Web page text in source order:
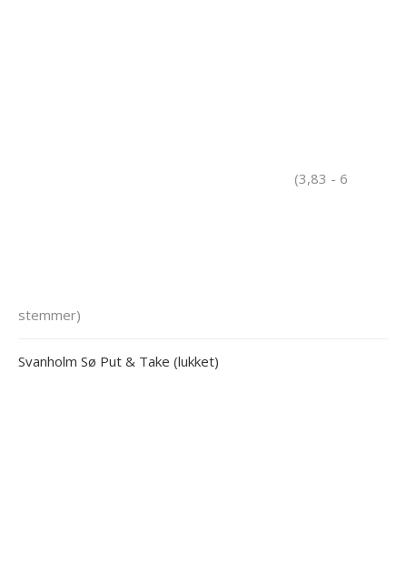
(3,83 - 6
stemmer)
Svanholm Sø Put & Take (lukket)